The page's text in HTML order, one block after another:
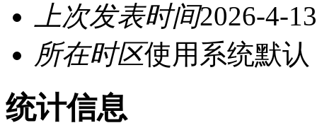
上次发表时间2026-4-
所在时区使用系统默认
统计信息